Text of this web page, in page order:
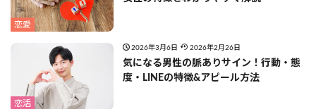
恋愛
恋活
2026年3月6日 2026年2月26日
気になる男性の脈ありサイン！行動・態
度・LINEの特徴&アピール方法